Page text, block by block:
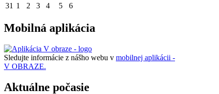
31 1 2 3 4 5 6
Mobilná aplikácia
Sledujte informácie z nášho webu v mobilnej aplikácii -
V OBRAZE.
Aktuálne počasie